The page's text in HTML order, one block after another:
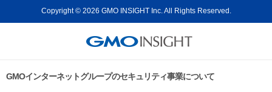
Copyright © 2026 GMO INSIGHT Inc. All Rights Reserved.
GMOインターネットグループのセキュリティ事業について